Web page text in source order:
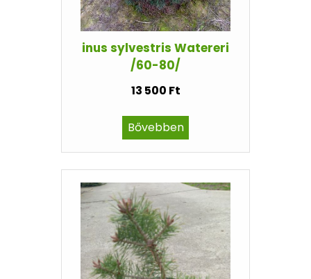
inus sylvestris Watereri
/60-80/
13 500 Ft
Bővebben